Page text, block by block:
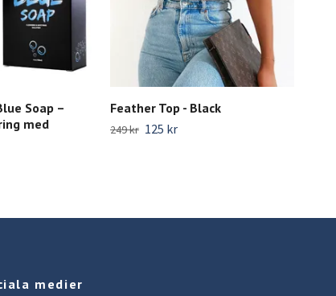
Soap –
med
Feather Top - Black
249 kr 125 kr
medier